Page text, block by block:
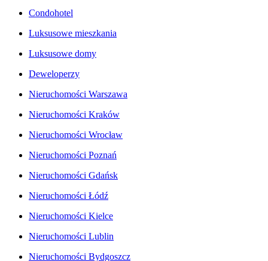
Condohotel
Luksusowe mieszkania
Luksusowe domy
Deweloperzy
Nieruchomości Warszawa
Nieruchomości Kraków
Nieruchomości Wrocław
Nieruchomości Poznań
Nieruchomości Gdańsk
Nieruchomości Łódź
Nieruchomości Kielce
Nieruchomości Lublin
Nieruchomości Bydgoszcz